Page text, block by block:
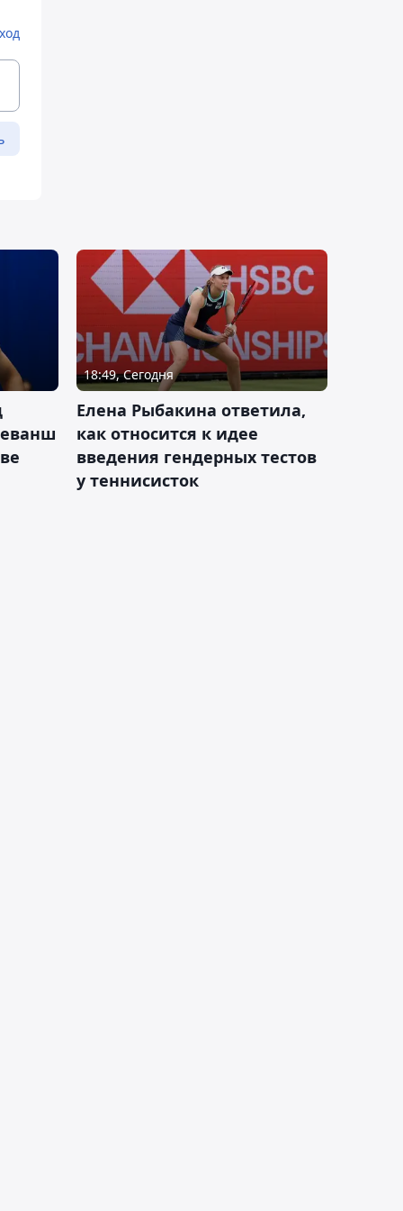
18:49, Сегодня
Елена Рыбакина ответила,
как относится к идее
введения гендерных тестов
у теннисисток